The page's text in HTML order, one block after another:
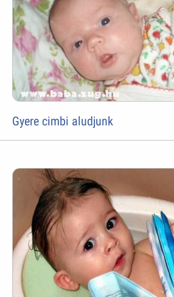
Gyere cimbi aludjunk